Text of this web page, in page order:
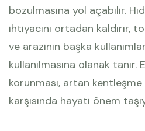
bozulmasına yol açabilir.
ihtiyacını ortadan kaldırır,
ve arazinin başka
kullanılmasına olanak
korunması, artan
karşısında hayati önem